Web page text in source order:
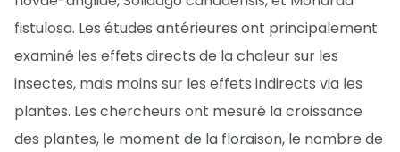
fistulosa. Les études antérieures ont principalement
examiné les effets directs de la chaleur sur les
insectes, mais moins sur les effets indirects via les
plantes. Les chercheurs ont mesuré la croissance
des plantes, le moment de la floraison, le nombre de